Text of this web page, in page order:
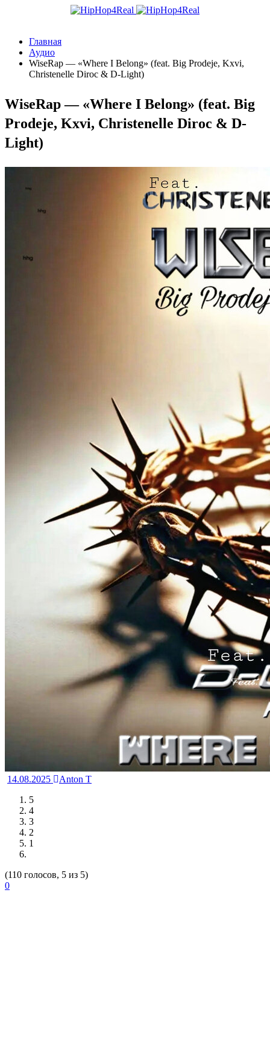
Главная
Аудио
WiseRap — «Where I Belong» (feat. Big Prodeje, Kxvi,
Christenelle Diroc & D-Light)
WiseRap — «Where I Belong» (feat. Big
Prodeje, Kxvi, Christenelle Diroc & D-
Light)
14.08.2025
Anton T
5
4
3
2
1
(110 голосов, 5 из 5)
0